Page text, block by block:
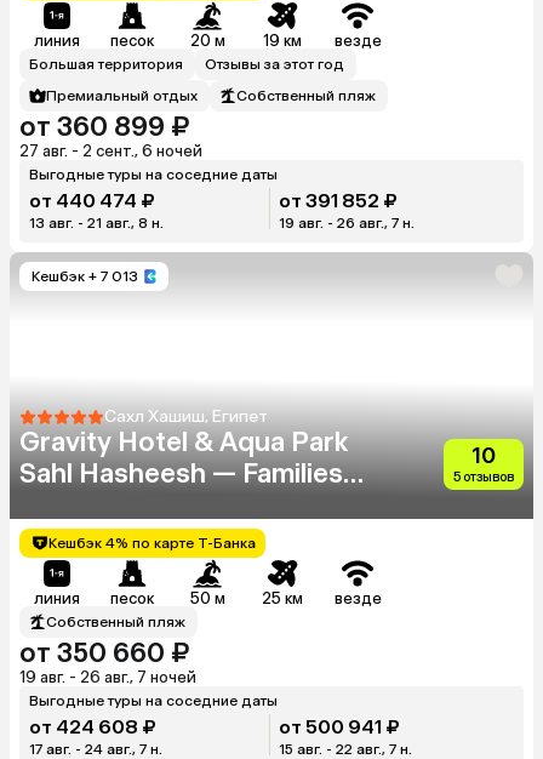
линия песок 20 м 19 км везде
Большая территория
Отзывы за этот год
Премиальный отдых
Собственный пляж
от 360 899 ₽
27 авг. - 2 сент., 6 ночей
Выгодные туры на соседние даты
от 440 474 ₽
13 авг. - 21 авг., 8 н.
от 391 852 ₽
19 авг. - 26 авг., 7 н.
Кешбэк + 7 013
Сахл Хашиш, Египет
Gravity Hotel & Aqua Park
Sahl Hasheesh — Families
10
5 отзывов
Кешбэк 4% по карте Т-Банка
линия песок 50 м 25 км везде
Собственный пляж
от 350 660 ₽
19 авг. - 26 авг., 7 ночей
Выгодные туры на соседние даты
от 424 608 ₽
17 авг. - 24 авг., 7 н.
от 500 941 ₽
15 авг. - 22 авг., 7 н.